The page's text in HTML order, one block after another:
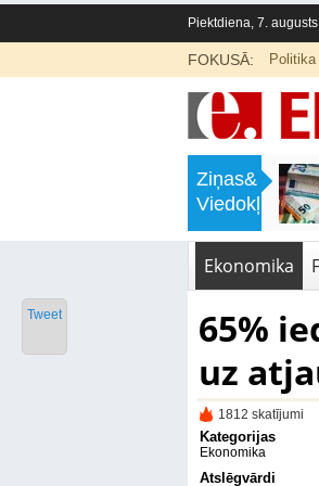
Piektdiena, 7.
FOKUSĀ: Politika
Ziņas&
Viedokļi
Septiņos mēnešos Vivi vilcienos
pārvadāti 12 miljoni pasažieru; jūlijā
Ekonomika
65%
uz
1812 skatījumi
Kategorijas
Ekonomika
Atslēgvārdi
Tweet